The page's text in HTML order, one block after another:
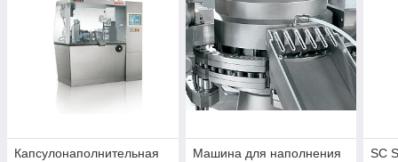
Капсулонаполнительная
Машина для наполнения
SC